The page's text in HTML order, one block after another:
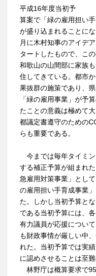
平成16年度当初予
算案で「緑の雇用担い
が盛り込まれることに
月に木村知事のアイデ
タートしたもので、こ
和歌山の山間部に家族
住してきている。都市
果抜群の施策であり、
「緑の雇用事業」が予
たことの意義は極めて
都議定書遵守のための
らも重要である。
今までは毎年タイミン
する補正予算が組まれ
急雇用対策事業」とし
の雇用担い手育成事業
た。しかし当初予算と
である当初予算には、
有力議員が応援につい
も財政事情が厳しい中
れた。当初予算では実
に認めさせることは至難
林野庁は概算要求で